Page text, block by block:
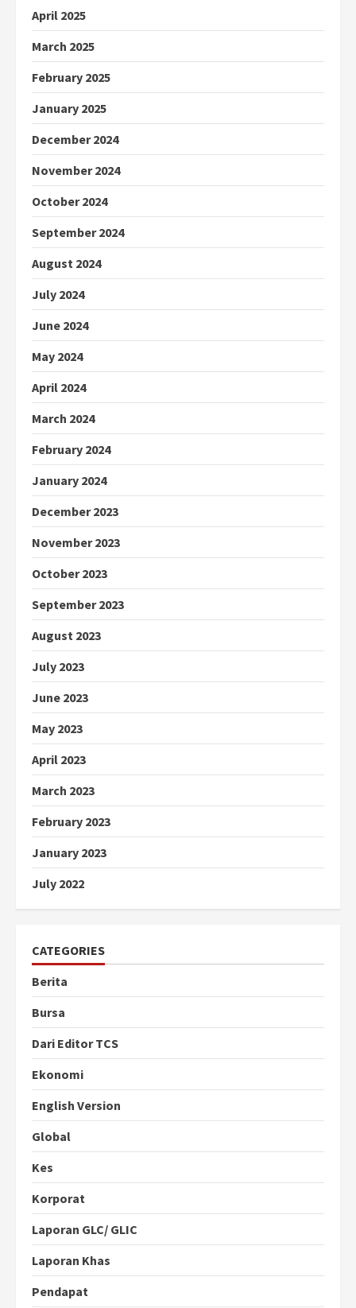
April 2025
March 2025
February 2025
January 2025
December 2024
November 2024
October 2024
September 2024
August 2024
July 2024
June 2024
May 2024
April 2024
March 2024
February 2024
January 2024
December 2023
November 2023
October 2023
September 2023
August 2023
July 2023
June 2023
May 2023
April 2023
March 2023
February 2023
January 2023
July 2022
CATEGORIES
Berita
Bursa
Dari Editor TCS
Ekonomi
English Version
Global
Kes
Korporat
Laporan GLC/ GLIC
Laporan Khas
Pendapat